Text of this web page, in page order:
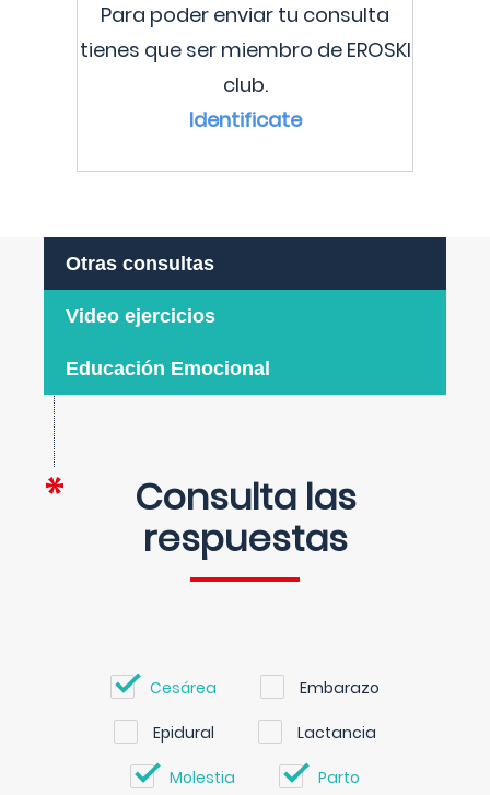
Para poder enviar tu consulta
tienes que ser miembro de EROSKI
club.
Identificate
Otras consultas
Video ejercicios
Educación Emocional
Consulta las
respuestas
Cesárea Embarazo
Epidural Lactancia
Molestia Parto